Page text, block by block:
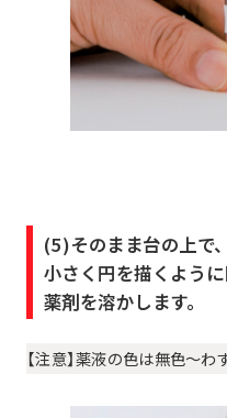
(5)そのまま台の上で
小さく円を描くように
薬剤を溶かします。
【注意】薬液の色は無色～